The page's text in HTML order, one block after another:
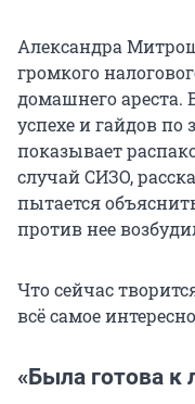
Александра
громкого
домашнего ареста.
успехе и гайдов
показывает
случай СИЗО,
пытается
против нее
Что сейчас
всё самое
«Была готова к